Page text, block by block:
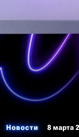
Новости 8 марта